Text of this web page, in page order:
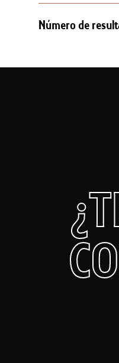
Número de